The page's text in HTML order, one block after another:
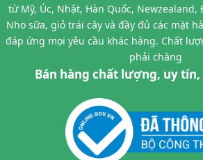
từ Mỹ, Úc, Nhật, Hàn Quốc, Newzealand,
Nho sữa, giỏ trái cây và đầy đủ các mặt
đáp ứng mọi yêu cầu khác hàng. Chất
phải chăng
Bán hàng chất lượng, uy